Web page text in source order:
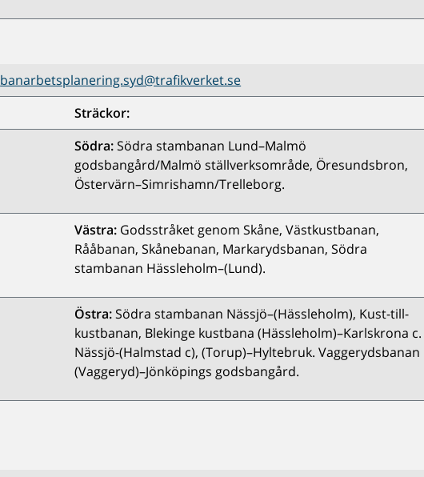
banarbetsplanering.syd@trafikverket.se
Sträckor:
Södra:Södra stambanan Lund–Malmö
godsbangård/Malmö ställverksområde, Öresundsbron,
Östervärn–Simrishamn/Trelleborg.
Västra: Godsstråket genom Skåne, Västkustbanan,
Rååbanan, Skånebanan, Markarydsbanan, Södra
stambanan Hässleholm–(Lund).
Östra:Södra stambanan Nässjö–(Hässleholm), Kust-till-
kustbanan, Blekinge kustbana (Hässleholm)–Karlskrona c.
Nässjö-(Halmstad c), (Torup)–Hyltebruk. Vaggerydsbanan
(Vaggeryd)–Jönköpings godsbangård.